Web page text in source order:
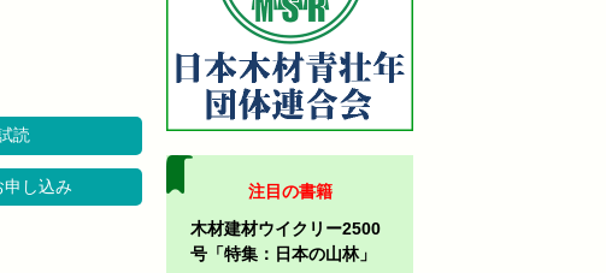
読
申し込み
注目の書籍
木材建材ウイクリー2500
号「特集：日本の山林」